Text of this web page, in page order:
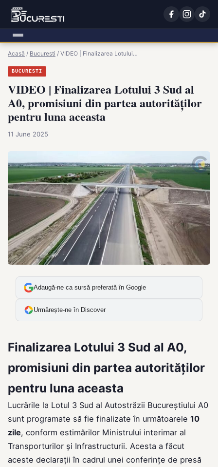
Acasă / Bucuresti / VIDEO | Finalizarea Lotului…
BUCURESTI
VIDEO | Finalizarea Lotului 3 Sud al
A0, promisiuni din partea autorităților
pentru luna aceasta
11 June 2025
Adaugă-ne ca sursă preferată în Google
Urmărește-ne în Discover
Finalizarea Lotului 3 Sud al A0,
promisiuni din partea autorităților
pentru luna aceasta
Lucrările la Lotul 3 Sud al Autostrăzii Bucureștiului A0
sunt programate să fie finalizate în următoarele 10
zile, conform estimărilor Ministrului interimar al
Transporturilor și Infrastructurii. Acesta a făcut
aceste declarații în cadrul unei conferințe de presă